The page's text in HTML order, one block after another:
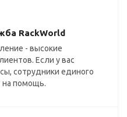
RackWorld
- высокие
Если у вас
сотрудники единого
на помощь.